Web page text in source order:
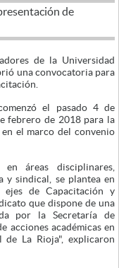
de la Universidad
una convocatoria para
el pasado 4 de
febrero de 2018 para la
el marco del convenio
áreas disciplinares,
y sindical, se plantea en
de Capacitación y
que dispone de una
por la Secretaría de
acciones académicas en
La Rioja", explicaron